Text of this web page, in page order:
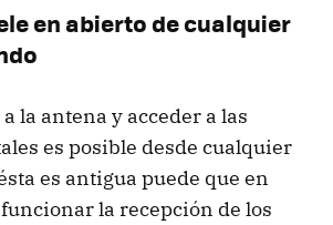
en abierto de cualquier
la antena y acceder a las
es posible desde cualquier
es antigua puede que en
la recepción de los